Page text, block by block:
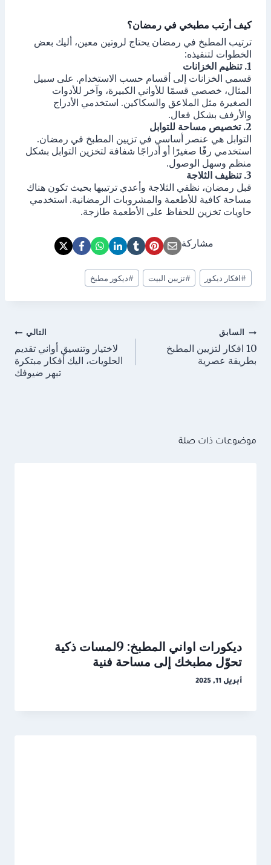
كيف أرتب مطبخي في رمضان؟
ترتيب المطبخ في رمضان يحتاج لروتين معين، أليك بعض
الخطوات لتنفيذه:
1. تنظيم الخزانات
قسمي الخزانات إلى أقسام حسب الاستخدام. على سبيل
المثال، خصصي قسمًا للأواني الكبيرة، وآخر للأدوات
الصغيرة مثل الملاعق والسكاكين. استخدمي الأدراج
والأرفف بشكل فعال.
2. تخصيص مساحة للتوابل
التوابل هي عنصر أساسي في تزيين المطبخ في رمضان.
استخدمي رفًا صغيرًا أو أدراجًا شفافة لتخزين التوابل بشكل
منظم وسهل الوصول.
3. تنظيف الثلاجة
قبل رمضان، نظفي الثلاجة وأعدي ترتيبها بحيث تكون هناك
مساحة كافية للأطعمة والمشروبات الرمضانية. استخدمي
حاويات تخزين للحفاظ على الأطعمة طازجة.
مشاركة
وسوم
المقال:
#افكار ديكور #تزيين البيت #ديكور مطبخ
تصفّح
المقالات
السابق
10 افكار لتزيين المطبخ
بطريقة عصرية
التالي
لاختيار وتنسيق أواني تقديم
الحلويات، اليك أفكار مبتكرة
تبهر ضيوفك
موضوعات ذات صلة
ديكورات اواني المطبخ: 9لمسات ذكية
تحوّل مطبخك إلى مساحة فنية
أبريل 11, 2025